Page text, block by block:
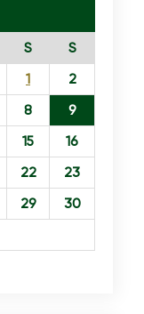
S
S
1
2
8
9
15
16
22
23
29
30